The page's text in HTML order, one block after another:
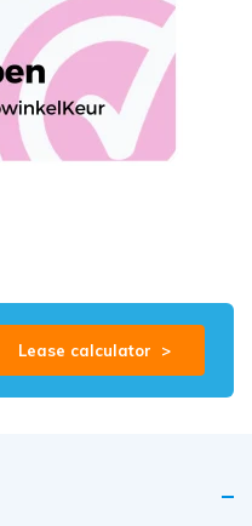
Lease calculator >